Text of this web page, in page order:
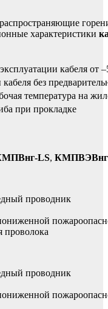
характеристики
кабеля от
без
температура на
при прокладке
LS,
проводник
проводник